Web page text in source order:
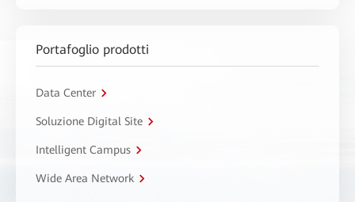
Portafoglio prodotti
Data Center
Soluzione Digital Site
Intelligent Campus
Wide Area Network